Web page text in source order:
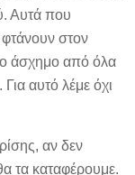
Αυτά που
στον
άσχημο από όλα
αυτό λέμε όχι
αν δεν
τα καταφέρουμε.